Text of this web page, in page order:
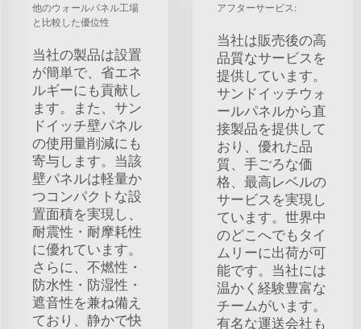
他のウォールパネル工場
と比較した優位性
当社の製品は設置
が簡単で、省エネ
ルギーにも貢献し
ます。また、サン
ドイッチ壁パネル
の使用量削減にも
寄与します。当該
壁パネルは軽量か
つコンパクトな設
置面積を実現し、
耐震性・耐摩耗性
に優れています。
さらに、不燃性・
防水性・防湿性・
遮音性を兼ね備え
ており、静かで快
アフターサービス:
当社は販売後の高
品質なサービスを
提供しています。
サンドイッチウォ
ールパネルから直
接製品を提供して
おり、優れた品
質、手ごろな価
格、最高レベルの
サービスを実現し
ています。世界中
のどこへでもタイ
ムリーに出荷が可
能です。当社には
温かく経験豊富な
チームがいます。
有名な運送会社も